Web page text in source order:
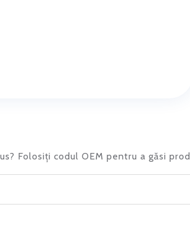
Folosiți codul OEM pentru a găsi